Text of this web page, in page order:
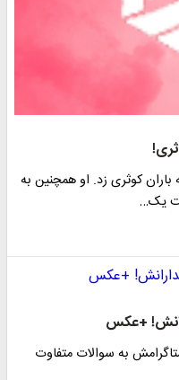
باران کوثری زد. او همچنین به
یک…
+عکس
به سوالات متفاوت